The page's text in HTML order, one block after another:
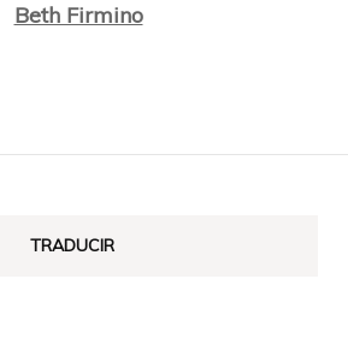
Beth Firmino
TRADUCIR